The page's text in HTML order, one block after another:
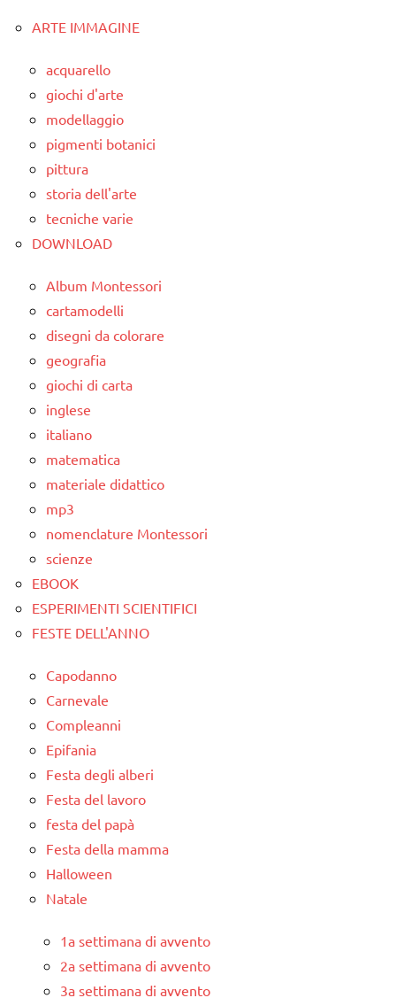
ARGOMENTI
PER ETA'
TUTTI GLI
ARTICOLI
4a
classe
5a
dettati
ortografici
dettati/difficoltà
ortografiche
ARGOMENTI
PER ETA'
TUTTI GLI
ARTICOLI
classe
classe
classe
dettati
ortografici
dettati/difficoltà
LINGUAGGIO
TUTTI GLI
ARGOMENTI
PER ETA'
TUTTI GLI
ARTICOLI
ARTE IMMAGINE
acquarello
giochi d'arte
modellaggio
pigmenti botanici
pittura
storia dell'arte
tecniche varie
DOWNLOAD
Album Montessori
cartamodelli
disegni da colorare
geografia
giochi di carta
inglese
italiano
matematica
materiale didattico
mp3
nomenclature Montessori
scienze
EBOOK
ESPERIMENTI SCIENTIFICI
FESTE DELL'ANNO
Capodanno
Carnevale
Compleanni
Epifania
Festa degli alberi
Festa del lavoro
festa del papà
Festa della mamma
Halloween
Natale
1a settimana di avvento
2a settimana di avvento
3a settimana di avvento